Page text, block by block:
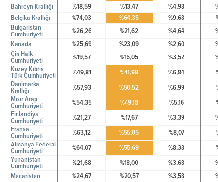
Bahreyn Krallığı
%18,59 %13,47 %4,98
Belçika Krallığı
%74,03 %64,35 %9,68
Bulgaristan
Cumhuriyeti
%26,26 %21,62 %4,64
Kanada
%25,69 %23,09 %2,60
Çin Halk
Cumhuriyeti
%19,57 %16,05 %3,52
Kuzey Kıbrıs
Türk Cumhuriyeti
%49,81 %41,98 %6,84
Danimarka
Krallığı
%57,93 %50,52 %6,99
Mısır Arap
Cumhuriyeti
%54,35 %49,18 %5,16
Finlandiya
Cumhuriyeti
%21,27 %17,67 %3,39
Fransa
Cumhuriyeti
%63,12 %55,05 %8,07
Almanya Federal
Cumhuriyeti
%64,07 %55,69 %8,38
Yunanistan
Cumhuriyeti
%21,68 %18,00 %3,68
Macaristan
%24,67 %20,57 %3,58